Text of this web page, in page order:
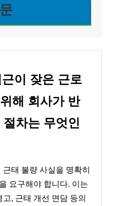
이 잦은 근로
해 회사가 반
차는 무엇인
태 불량 사실을 명확히
요구해야 합니다. 이는
, 근태 개선 면담 등의